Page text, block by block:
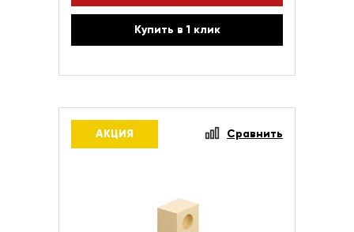
Купить в 1 клик
АКЦИЯ Сравнить